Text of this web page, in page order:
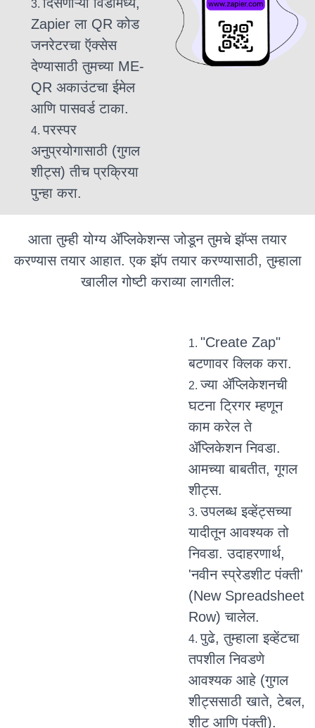
Zapier ला QR कोड
जनरेटरचा ऍक्सेस
देण्यासाठी तुमच्या ME-
QR अकाउंटचा ईमेल
आणि पासवर्ड टाका.
परस्पर
अनुप्रयोगासाठी (गुगल
शीट्स) तीच प्रक्रिया
पुन्हा करा.
आता तुम्ही योग्य ॲप्लिकेशन्स जोडून तुमचे झॅप्स तयार
करण्यास तयार आहात. एक झॅप तयार करण्यासाठी, तुम्हाला
खालील गोष्टी कराव्या लागतील:
"Create Zap"
बटणावर क्लिक करा.
ज्या ॲप्लिकेशनची
घटना ट्रिगर म्हणून
काम करेल ते
ॲप्लिकेशन निवडा.
आमच्या बाबतीत, गूगल
शीट्स.
उपलब्ध इव्हेंट्सच्या
यादीतून आवश्यक तो
निवडा. उदाहरणार्थ,
'नवीन स्प्रेडशीट पंक्ती'
(New Spreadsheet
Row) चालेल.
पुढे, तुम्हाला इव्हेंटचा
तपशील निवडणे
आवश्यक आहे (गुगल
शीट्ससाठी खाते, टेबल,
शीट आणि पंक्ती).